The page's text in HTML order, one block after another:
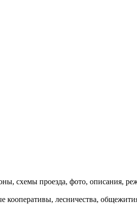
схемы проезда, фото, описания,
лесничества,